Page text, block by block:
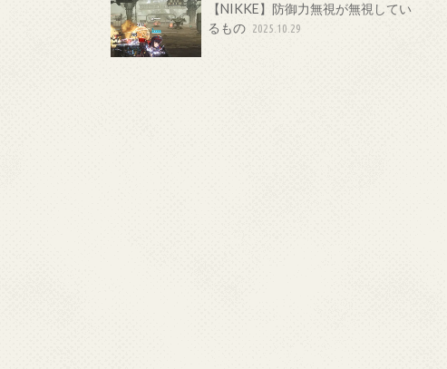
【NIKKE】防御力無視が無視してい
るもの 2025.10.29